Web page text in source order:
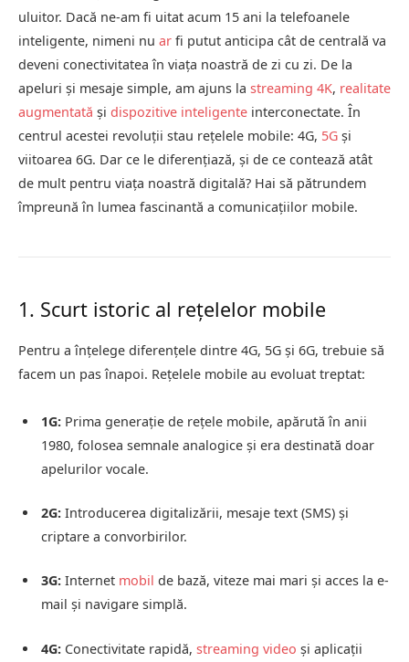
uluitor. Dacă ne-am fi uitat acum 15 ani la telefoanele
inteligente, nimeni nu ar fi putut anticipa cât de centrală va
deveni conectivitatea în viața noastră de zi cu zi. De la
apeluri și mesaje simple, am ajuns la streaming 4K, realitate
augmentată și dispozitive inteligente interconectate. În
centrul acestei revoluții stau rețelele mobile: 4G, 5G și
viitoarea 6G. Dar ce le diferențiază, și de ce contează atât
de mult pentru viața noastră digitală? Hai să pătrundem
împreună în lumea fascinantă a comunicațiilor mobile.
1. Scurt istoric al rețelelor mobile
Pentru a înțelege diferențele dintre 4G, 5G și 6G, trebuie să
facem un pas înapoi. Rețelele mobile au evoluat treptat:
1G: Prima generație de rețele mobile, apărută în anii
1980, folosea semnale analogice și era destinată doar
apelurilor vocale.
2G: Introducerea digitalizării, mesaje text (SMS) și
criptare a convorbirilor.
3G: Internet mobil de bază, viteze mai mari și acces la e-
mail și navigare simplă.
4G: Conectivitate rapidă, streaming video și aplicații